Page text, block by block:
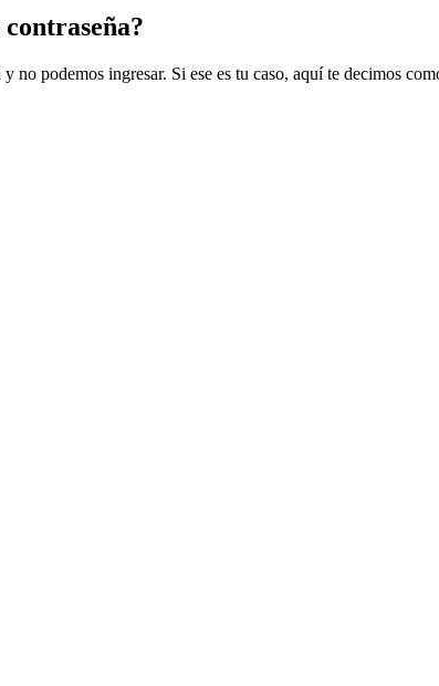
no podemos ingresar. Si ese es tu caso, aquí te decimos